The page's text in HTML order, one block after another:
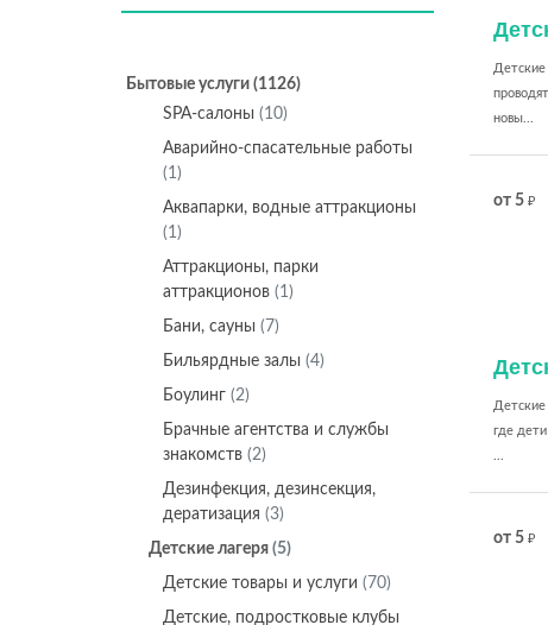
Бытовые услуги (1126)
SPA-салоны (10)
Аварийно-спасательные работы
(1)
Аквапарки, водные аттракционы
(1)
Аттракционы, парки
аттракционов (1)
Бани, сауны (7)
Бильярдные залы (4)
Боулинг (2)
Брачные агентства и службы
знакомств (2)
Дeзинфекция, дeзинсекция,
дератизация (3)
Детские лагеря (5)
Детские товары и услуги (70)
Детские, подростковые клубы
Детские
новы...
от 5 ₽
Детские
где
от 5 ₽